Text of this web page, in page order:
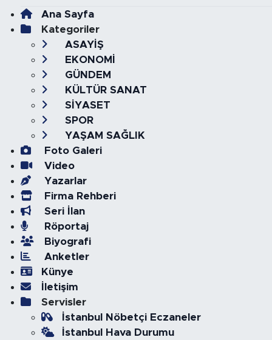
Ana Sayfa
Kategoriler
ASAYİŞ
EKONOMİ
GÜNDEM
KÜLTÜR SANAT
SİYASET
SPOR
YAŞAM SAĞLIK
Foto Galeri
Video
Yazarlar
Firma Rehberi
Seri İlan
Röportaj
Biyografi
Anketler
Künye
İletişim
Servisler
İstanbul Nöbetçi Eczaneler
İstanbul Hava Durumu